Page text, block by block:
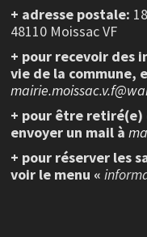
+ adresse postale:
48110 Moissac VF
+ pour recevoir des
vie de la commune,
+ pour être
envoyer un mail à
+ pour réserver les
voir le menu «